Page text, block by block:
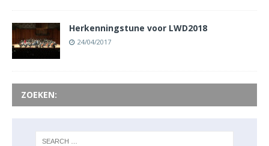
Herkenningstune voor LWD2018
24/04/2017
ZOEKEN: